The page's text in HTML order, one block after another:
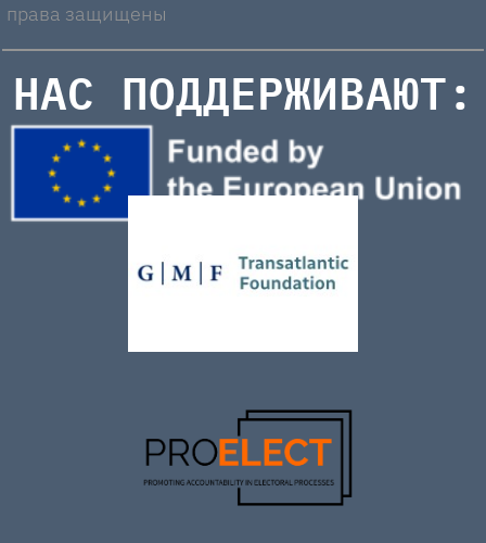
права защищены
НАС ПОДДЕРЖИВАЮТ: